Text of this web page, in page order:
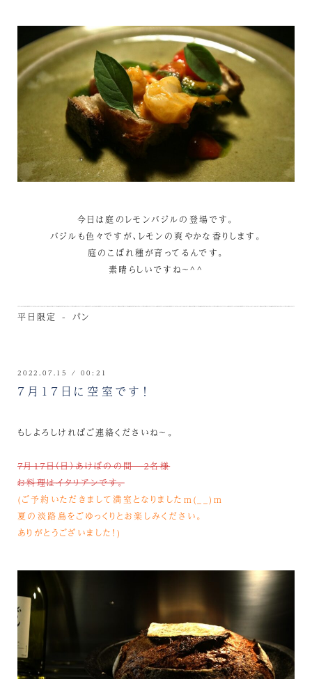
今日は庭のレモンバジルの登場です。
バジルも色々ですが、レモンの爽やかな香りします。
庭のこぼれ種が育ってるんです。
素晴らしいですね～^^
平日限定 - パン
2022.07.15 / 00:21
７月１７日に空室です！
もしよろしければご連絡くださいね～。
７月１７日（日）あけぼのの間 ２名様
お料理はイタリアンです。
(ご予約いただきまして満室となりましたm(__)m
夏の淡路島をごゆっくりとお楽しみください。
ありがとうございました！)